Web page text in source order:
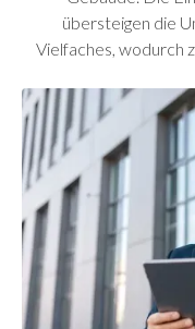
übersteigen die
Vielfaches, wodurch